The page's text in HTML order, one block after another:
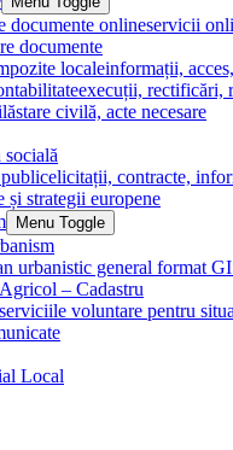
documente onlineservicii
documente
localeinformații,
execuții, rectificări,
stare civilă, acte necesare
socială
licitații, contracte,
și strategii europene
Menu Toggle
urbanistic general format
– Cadastru
serviciile voluntare pentru
Local